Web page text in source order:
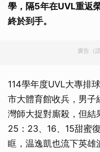
學，隔5年在UVL重返
終於到手。
廣告（
114學年度UVL大專排
市大體育館收兵，男子
灣師大捉對廝殺，但結
25：23、16、15甜蜜
眶，温逸凱也流下英雄